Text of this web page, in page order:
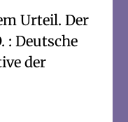
Urteil. Der
: Deutsche
der